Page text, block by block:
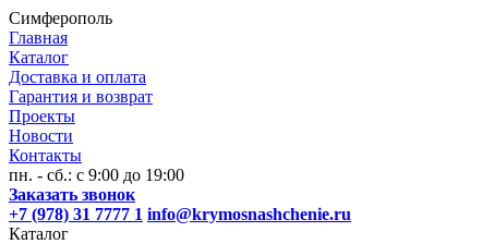
Симферополь
Главная
Каталог
Доставка и оплата
Гарантия и возврат
Проекты
Новости
Контакты
пн. - сб.: с 9:00 до 19:00
Заказать звонок
+7 (978) 31 7777 1 info@krymosnashchenie.ru
Каталог